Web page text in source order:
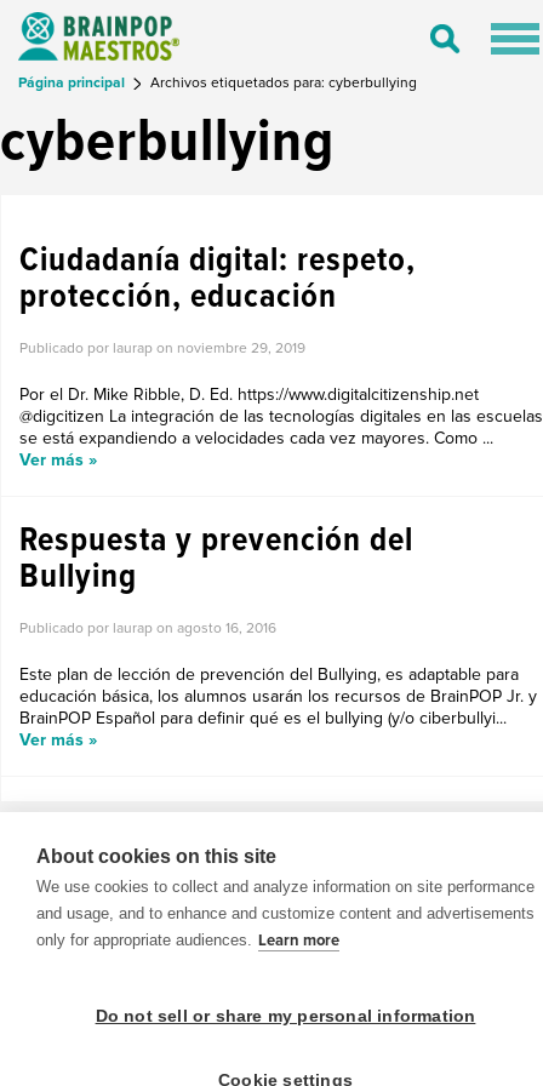
Toggle
Página principal Archivos etiquetados para: cyberbullying
cyberbullying
Ciudadanía digital: respeto,
protección, educación
Publicado por laurap on noviembre 29, 2019
Por el Dr. Mike Ribble, D. Ed. https://www.digitalcitizenship.net
@digcitizen La integración de las tecnologías digitales en las escuelas
se está expandiendo a velocidades cada vez mayores. Como ...
Ver más »
Respuesta y prevención del
Bullying
Publicado por laurap on agosto 16, 2016
Este plan de lección de prevención del Bullying, es adaptable para
educación básica, los alumnos usarán los recursos de BrainPOP Jr. y
BrainPOP Español para definir qué es el bullying (y/o ciberbullyi...
Ver más »
© 1999-2026 BrainPOP. Todos los derechos reservados.
WordPress
About cookies on this site
We use cookies to collect and analyze information on site performance
and usage, and to enhance and customize content and advertisements
only for appropriate audiences. Learn more
Do not sell or share my personal information
Cookie settings